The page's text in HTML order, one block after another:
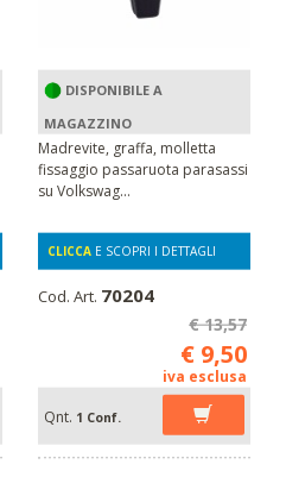
DISPONIBILE A
MAGAZZINO
Madrevite, graffa, molletta
fissaggio passaruota parasassi
su Volkswag...
CLICCA E SCOPRI I DETTAGLI
Cod. Art. 70204
€ 13,57
€ 9,50
iva esclusa
Qnt. 1 Conf.